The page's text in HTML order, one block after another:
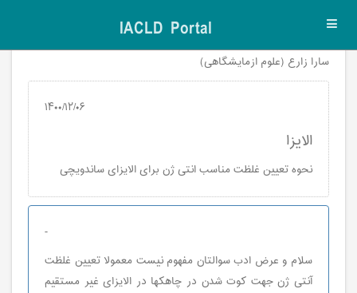
IACLD Portal
سارا زارع (علوم ازمایشگاهی)
۱۴۰۰/۱۲/۰۶
الایزا
نحوه تعیین غلظت مناسب انتی ژن برای الایزای ساندویچی
-
سلام و عرض ادب سوالتان مفهوم نيست معمولا تعيين غلظت
آنتی ژن جهت كوت شدن در چاهكها در الايزای غير مستقيم